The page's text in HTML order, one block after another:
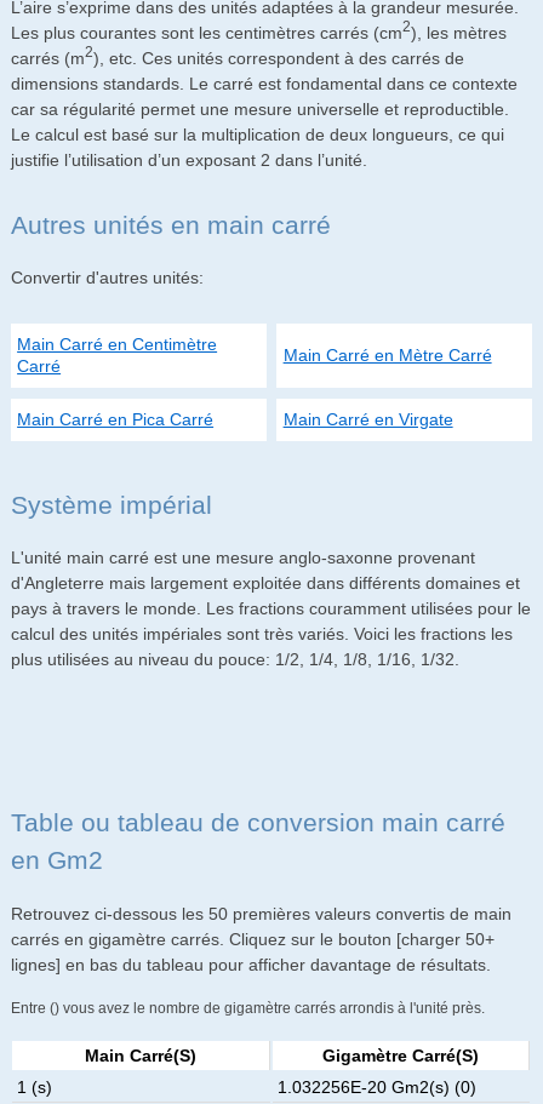
L’aire s’exprime dans des unités adaptées à la grandeur mesurée.
Les plus courantes sont les centimètres carrés (cm2), les mètres
carrés (m2), etc. Ces unités correspondent à des carrés de
dimensions standards. Le carré est fondamental dans ce contexte
car sa régularité permet une mesure universelle et reproductible.
Le calcul est basé sur la multiplication de deux longueurs, ce qui
justifie l’utilisation d’un exposant 2 dans l’unité.
Autres unités en main carré
Convertir d'autres unités:
Main Carré en Centimètre
Carré
Main Carré en Mètre Carré
Main Carré en Pica Carré Main Carré en Virgate
Système impérial
L'unité main carré est une mesure anglo-saxonne provenant
d'Angleterre mais largement exploitée dans différents domaines et
pays à travers le monde. Les fractions couramment utilisées pour le
calcul des unités impériales sont très variés. Voici les fractions les
plus utilisées au niveau du pouce: 1/2, 1/4, 1/8, 1/16, 1/32.
Table ou tableau de conversion main carré
en Gm2
Retrouvez ci-dessous les 50 premières valeurs convertis de main
carrés en gigamètre carrés. Cliquez sur le bouton [charger 50+
lignes] en bas du tableau pour afficher davantage de résultats.
Entre () vous avez le nombre de gigamètre carrés arrondis à l'unité près.
Main Carré(s)
Gigamètre Carré(s)
1 (s)
1.032256E-20 Gm2(s) (0)